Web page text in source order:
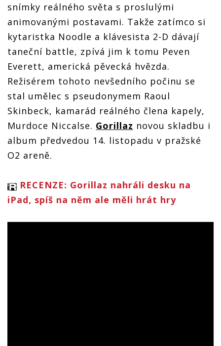
talent
snímky reálného světa s proslulými
animovanými postavami. Takže zatímco si
kytaristka Noodle a klávesista 2-D dávají
taneční battle, zpívá jim k tomu Peven
Everett, americká pěvecká hvězda.
Režisérem tohoto nevšedního počinu se
stal umělec s pseudonymem Raoul
Skinbeck, kamarád reálného člena kapely,
Murdoce Niccalse. Gorillaz novou skladbu i
album předvedou 14. listopadu v pražské
O2 areně.
RECENZE: Gorillaz nahráli desku na
iPad, spíš na něm ale měli hrát hry